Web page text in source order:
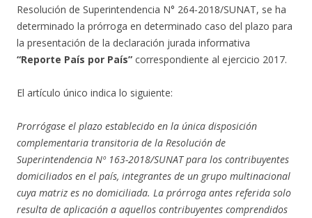
Resolución de Superintendencia N° 264-2018/SUNAT, se ha
determinado la prórroga en determinado caso del plazo para
la presentación de la declaración jurada informativa
“Reporte País por País” correspondiente al ejercicio 2017.
El artículo único indica lo siguiente:
Prorrógase el plazo establecido en la única disposición
complementaria transitoria de la Resolución de
Superintendencia Nº 163-2018/SUNAT para los contribuyentes
domiciliados en el país, integrantes de un grupo multinacional
cuya matriz es no domiciliada. La prórroga antes referida solo
resulta de aplicación a aquellos contribuyentes comprendidos